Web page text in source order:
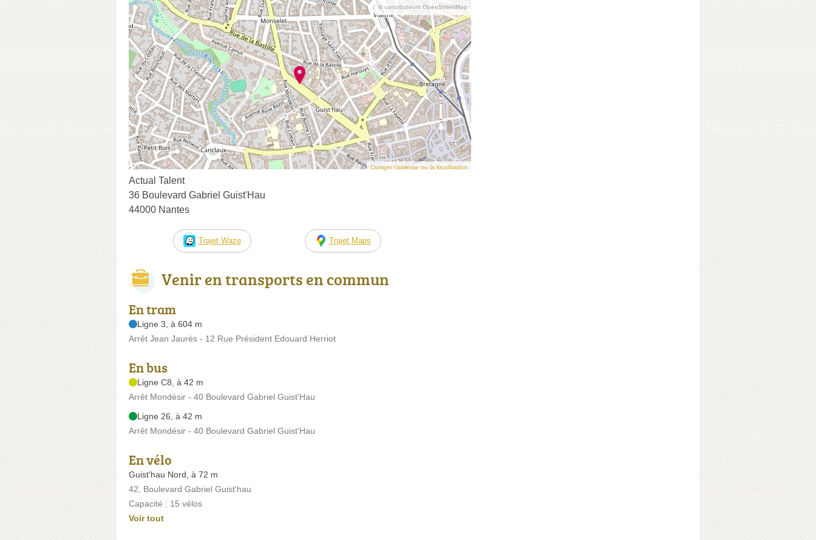
© contributeurs OpenStreetMap
Corriger l’adresse ou la localisation
Actual Talent
36 Boulevard Gabriel Guist'Hau
44000 Nantes
Trajet Waze Trajet Maps
Venir en transports en commun
En tram
Ligne 3, à 604 m
Arrêt Jean Jaurès - 12 Rue Président Edouard Herriot
En bus
Ligne C8, à 42 m
Arrêt Mondésir - 40 Boulevard Gabriel Guist'Hau
Ligne 26, à 42 m
Arrêt Mondésir - 40 Boulevard Gabriel Guist'Hau
En vélo
Guist'hau Nord, à 72 m
42, Boulevard Gabriel Guist'hau
Capacité : 15 vélos
Voir tout